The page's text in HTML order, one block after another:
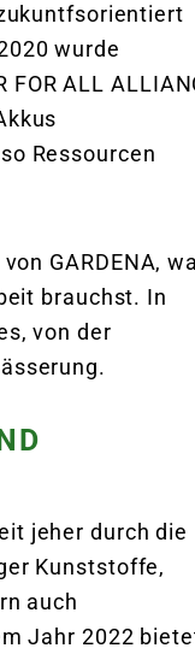
wurde
FOR ALL
Ressourcen
GARDENA,
brauchst. In
von der
jeher durch die
Kunststoffe,
auch
Jahr 2022